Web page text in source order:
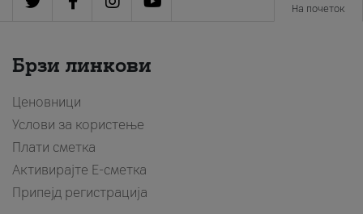
На почеток
Брзи линкови
Ценовници
Услови за користење
Плати сметка
Активирајте Е-сметка
Припејд регистрација